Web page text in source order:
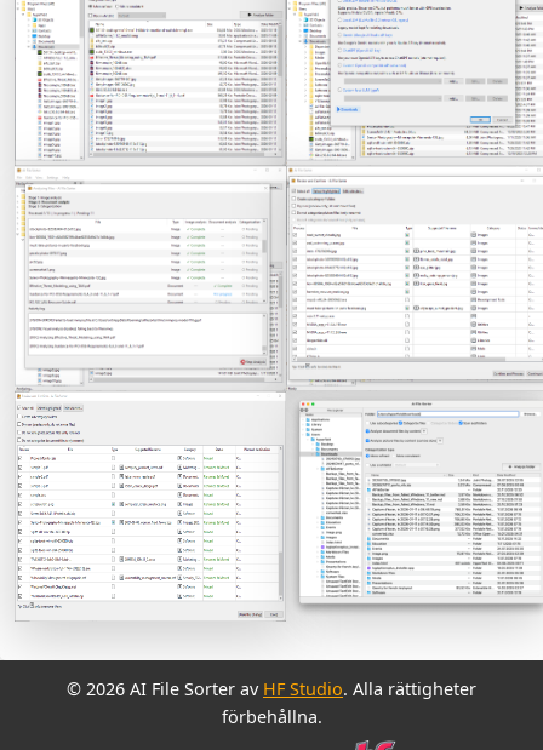
© 2026 AI File Sorter av HF Studio. Alla rättigheter
förbehållna.